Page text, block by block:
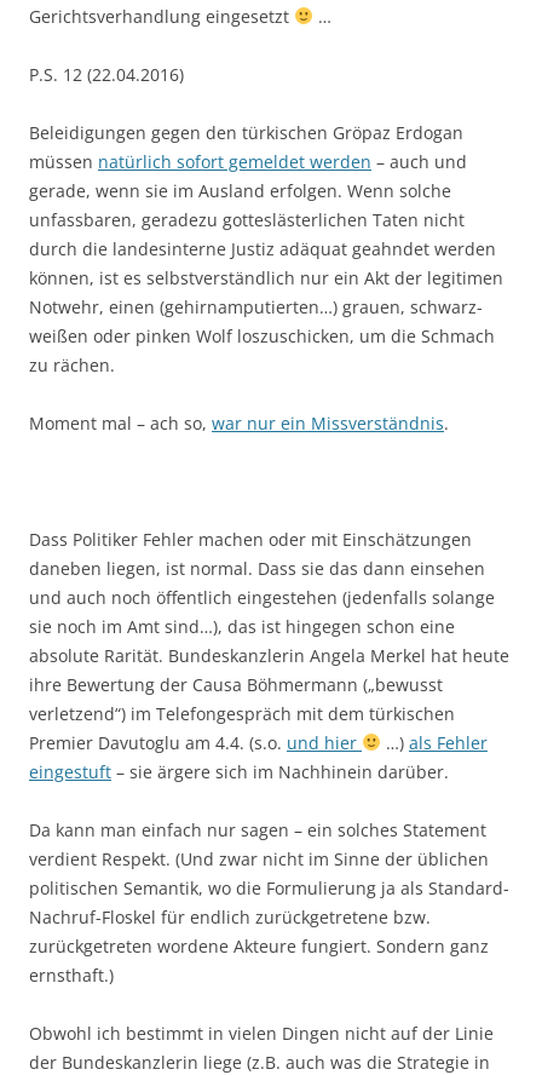
Gerichtsverhandlung eingesetzt
…
P.S. 12 (22.04.2016)
Beleidigungen gegen den türkischen Gröpaz Erdogan
müssen natürlich sofort gemeldet werden – auch und
gerade, wenn sie im Ausland erfolgen. Wenn solche
unfassbaren, geradezu gotteslästerlichen Taten nicht
durch die landesinterne Justiz adäquat geahndet werden
können, ist es selbstverständlich nur ein Akt der legitimen
Notwehr, einen (gehirnamputierten…) grauen, schwarz-
weißen oder pinken Wolf loszuschicken, um die Schmach
zu rächen.
Moment mal – ach so, war nur ein Missverständnis.
Dass Politiker Fehler machen oder mit Einschätzungen
daneben liegen, ist normal. Dass sie das dann einsehen
und auch noch öffentlich eingestehen (jedenfalls solange
sie noch im Amt sind…), das ist hingegen schon eine
absolute Rarität. Bundeskanzlerin Angela Merkel hat heute
ihre Bewertung der Causa Böhmermann („bewusst
verletzend“) im Telefongespräch mit dem türkischen
Premier Davutoglu am 4.4. (s.o. und hier …) als Fehler
eingestuft – sie ärgere sich im Nachhinein darüber.
Da kann man einfach nur sagen – ein solches Statement
verdient Respekt. (Und zwar nicht im Sinne der üblichen
politischen Semantik, wo die Formulierung ja als Standard-
Nachruf-Floskel für endlich zurückgetretene bzw.
zurückgetreten wordene Akteure fungiert. Sondern ganz
ernsthaft.)
Obwohl ich bestimmt in vielen Dingen nicht auf der Linie
der Bundeskanzlerin liege (z.B. auch was die Strategie in